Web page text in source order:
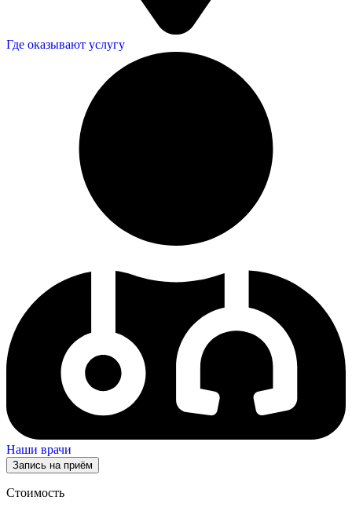
Где оказывают услугу
Наши врачи
Запись на приём
Стоимость